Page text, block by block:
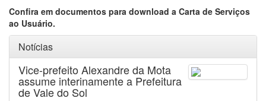
Confira em documentos para download a Carta de Serviços
ao Usuário.
Notícias
Vice-prefeito Alexandre da Mota
assume interinamente a Prefeitura
de Vale do Sol